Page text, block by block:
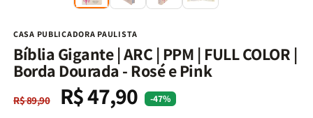
CASA PUBLICADORA PAULISTA
Bíblia Gigante | ARC | PPM | FULL COLOR |
Borda Dourada - Rosé e Pink
Preço
normal
R$ 89,90
Preço
promocional
R$ 47,90 -47%